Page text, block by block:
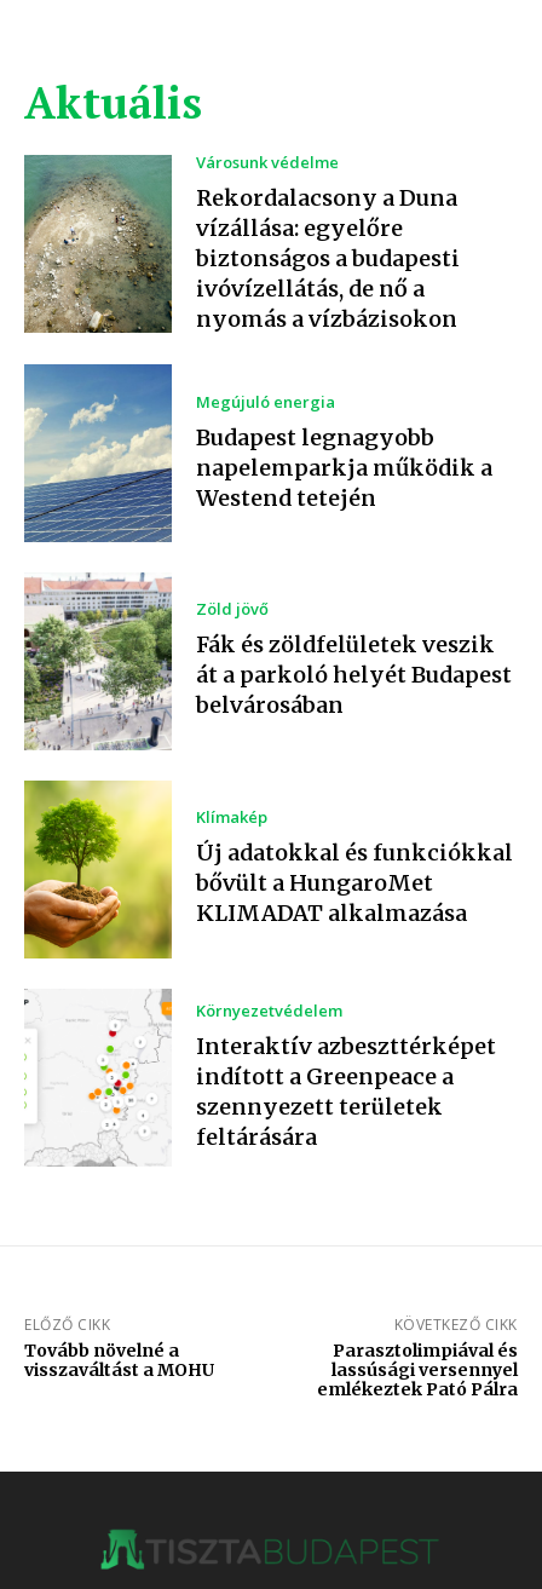
Aktuális
Városunk védelme
Rekordalacsony a Duna
vízállása: egyelőre
biztonságos a budapesti
ivóvízellátás, de nő a
nyomás a vízbázisokon
Megújuló energia
Budapest legnagyobb
napelemparkja működik a
Westend tetején
Zöld jövő
Fák és zöldfelületek veszik
át a parkoló helyét Budapest
belvárosában
Klímakép
Új adatokkal és funkciókkal
bővült a HungaroMet
KLIMADAT alkalmazása
Környezetvédelem
Interaktív azbeszttérképet
indított a Greenpeace a
szennyezett területek
feltárására
ELŐZŐ CIKK
Tovább növelné a
visszaváltást a MOHU
KÖVETKEZŐ CIKK
​Parasztolimpiával és
lassúsági versennyel
emlékeztek Pató Pálra